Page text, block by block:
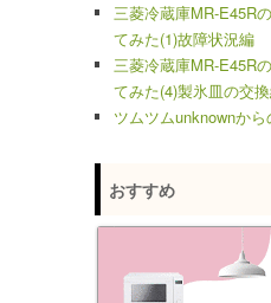
三菱冷蔵庫MR-E45R
てみた(1)故障状況編
三菱冷蔵庫MR-E45R
てみた(4)製氷皿の交
ツムツムunknownか
おすすめ